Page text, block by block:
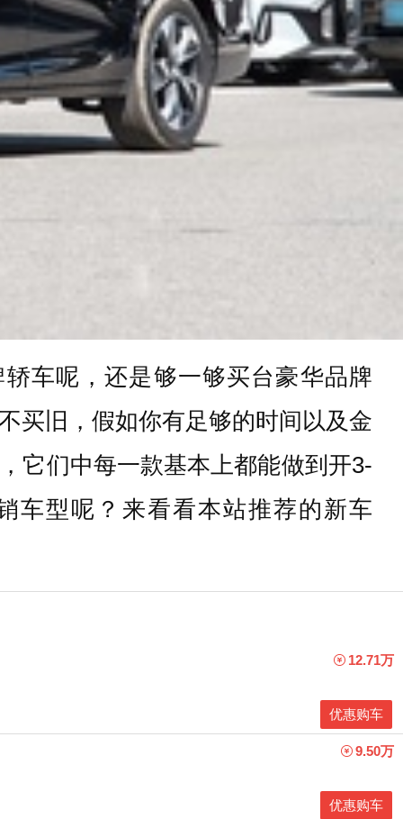
车呢，还是够一够买台豪华品牌
买旧，假如你有足够的时间以及金
它们中每一款基本上都能做到开3-
车型呢？来看看本站推荐的新车
12.71万
优惠购车
9.50万
优惠购车